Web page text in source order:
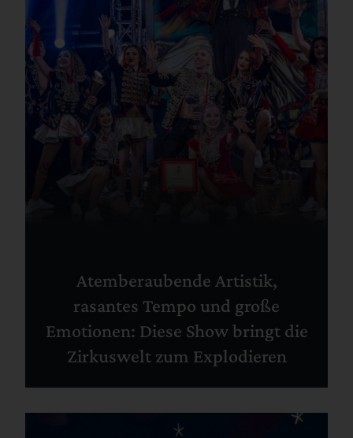
Atemberaubende Artistik,
rasantes Tempo und große
Emotionen: Diese Show bringt die
Zirkuswelt zum Explodieren